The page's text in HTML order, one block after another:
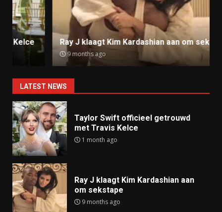
Ray J klaagt Kim Kardashian aan om sekstape
9 months ago
LATEST NEWS
Taylor Swift officieel getrouwd
met Travis Kelce
1 month ago
Ray J klaagt Kim Kardashian aan
om sekstape
9 months ago